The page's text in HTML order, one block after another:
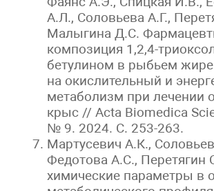
А.Л., Соловьева А.Г.,
Малыгина Д.С.
композиция 1,2,4-
бетулином в рыбьем
на окислительный и
метаболизм при лечении
крыс // Acta Biomedica
№ 9. 2024. С. 253-263.
Мартусевич А.К.,
Федотова А.С., Перетягин
химические параметры в